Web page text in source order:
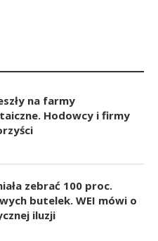
na farmy
Hodowcy i firmy
zebrać 100 proc.
butelek. WEI mówi o
iluzji